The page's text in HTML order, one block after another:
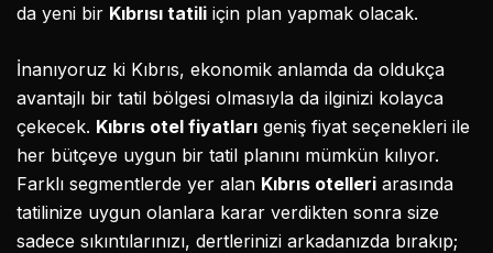
da yeni bir Kıbrısı tatili için plan yapmak olacak.
İnanıyoruz ki Kıbrıs, ekonomik anlamda da oldukça
avantajlı bir tatil bölgesi olmasıyla da ilginizi kolayca
çekecek. Kıbrıs otel fiyatları geniş fiyat seçenekleri ile
her bütçeye uygun bir tatil planını mümkün kılıyor.
Farklı segmentlerde yer alan Kıbrıs otelleri arasında
tatilinize uygun olanlara karar verdikten sonra size
sadece sıkıntılarınızı, dertlerinizi arkadanızda bırakıp;